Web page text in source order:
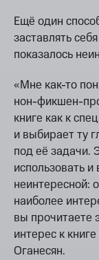
Ещё один
заставлять
показалось
«Мне как-то
нон-фикшен-
книге как к
и выбирает ту
под её задачи.
использовать
неинтересной:
наиболее
вы прочитаете
интерес к
Оганесян.